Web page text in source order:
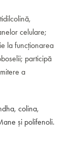
celulare;
la funcționarea
participă
a
colina,
și polifenoli.